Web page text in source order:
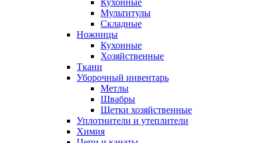
Кухонные
Мультитулы
Складные
Ножницы
Кухонные
Хозяйственные
Ткани
Уборочный инвентарь
Метлы
Швабры
Щетки хозяйственные
Уплотнители и утеплители
Химия